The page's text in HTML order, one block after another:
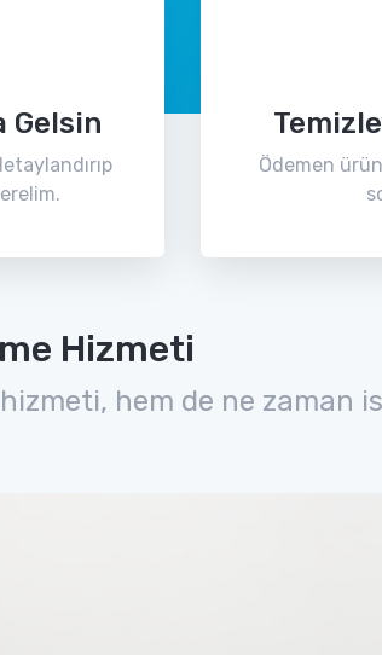
Gelsin
Ödemen
Hizmeti
hem de ne zaman